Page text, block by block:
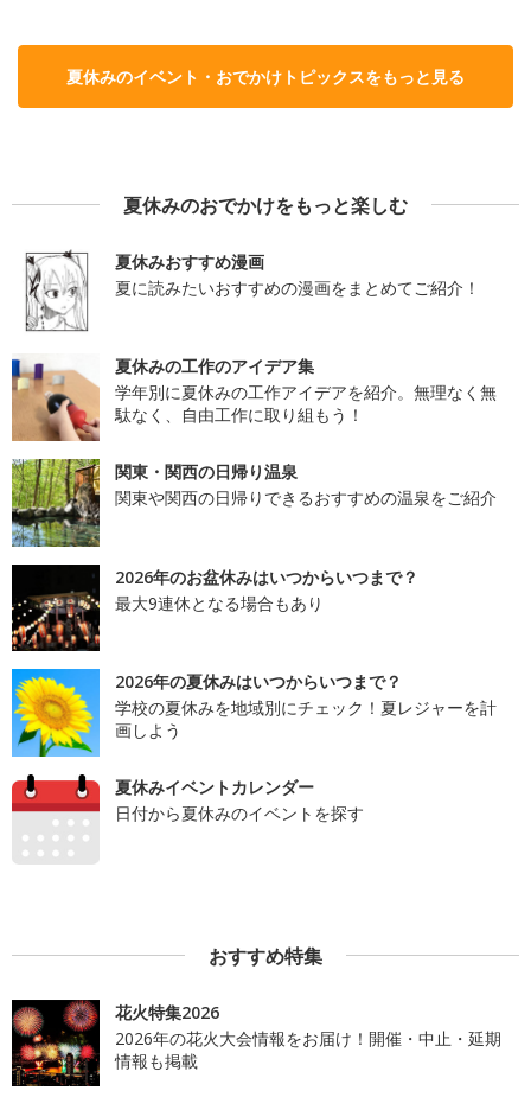
夏休みのイベント・おでかけトピックスをもっと見る
夏休みのおでかけをもっと楽しむ
夏休みおすすめ漫画
夏に読みたいおすすめの漫画をまとめてご紹介！
夏休みの工作のアイデア集
学年別に夏休みの工作アイデアを紹介。無理なく無
駄なく、自由工作に取り組もう！
関東・関西の日帰り温泉
関東や関西の日帰りできるおすすめの温泉をご紹介
2026年のお盆休みはいつからいつまで？
最大9連休となる場合もあり
2026年の夏休みはいつからいつまで？
学校の夏休みを地域別にチェック！夏レジャーを計
画しよう
夏休みイベントカレンダー
日付から夏休みのイベントを探す
おすすめ特集
花火特集2026
2026年の花火大会情報をお届け！開催・中止・延期
情報も掲載